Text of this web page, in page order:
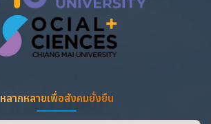
หลากหลายเพื่อสังคมยั่งยืน